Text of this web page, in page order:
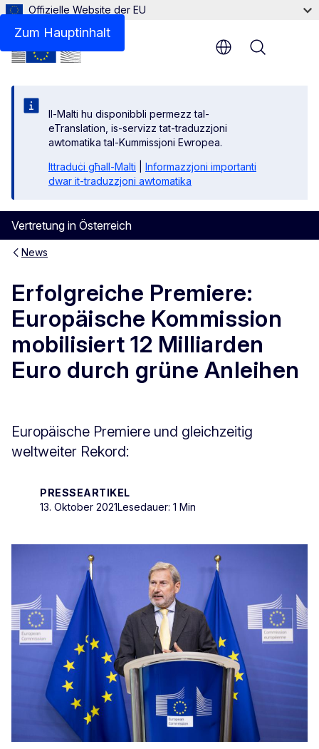
Zum Hauptinhalt
Offizielle Website der EU
Il-Malti hu disponibbli permezz tal-
eTranslation, is-servizz tat-traduzzjoni
awtomatika tal-Kummissjoni Ewropea.
Ittraduċi għall-Malti
Informazzjoni importanti
dwar it-traduzzjoni awtomatika
Vertretung in Österreich
Menu
News
Erfolgreiche Premiere:
Europäische Kommission
mobilisiert 12 Milliarden
Euro durch grüne Anleihen
Europäische Premiere und gleichzeitig
weltweiter Rekord:
PRESSEARTIKEL
13. Oktober 2021Lesedauer: 1 Min